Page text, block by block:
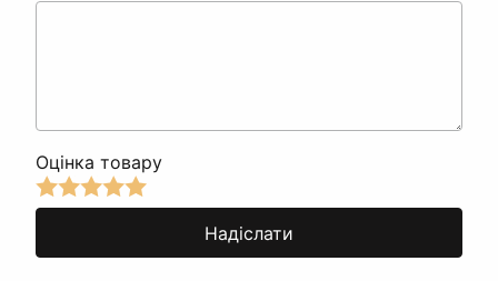
Оцінка товару